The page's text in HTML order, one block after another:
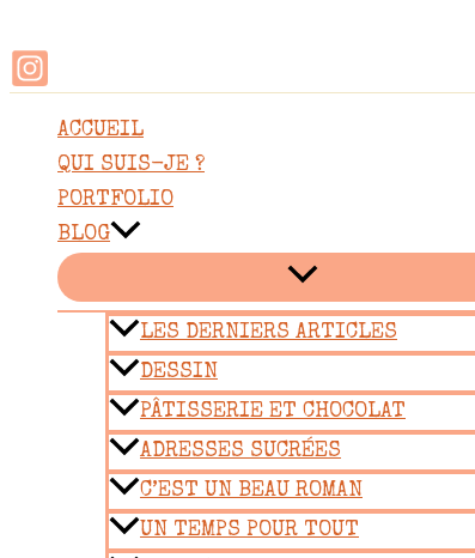
au
contenu
ACCUEIL
QUI SUIS-JE ?
PORTFOLIO
BLOG
LES DERNIERS ARTICLES
DESSIN
PÂTISSERIE ET CHOCOLAT
ADRESSES SUCRÉES
C’EST UN BEAU ROMAN
UN TEMPS POUR TOUT